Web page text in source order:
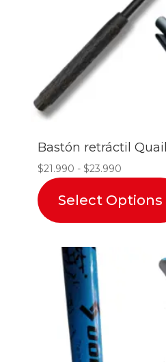
Bastón retráctil
$21.990 - $23.990Rango
precios:
desde
Select Options